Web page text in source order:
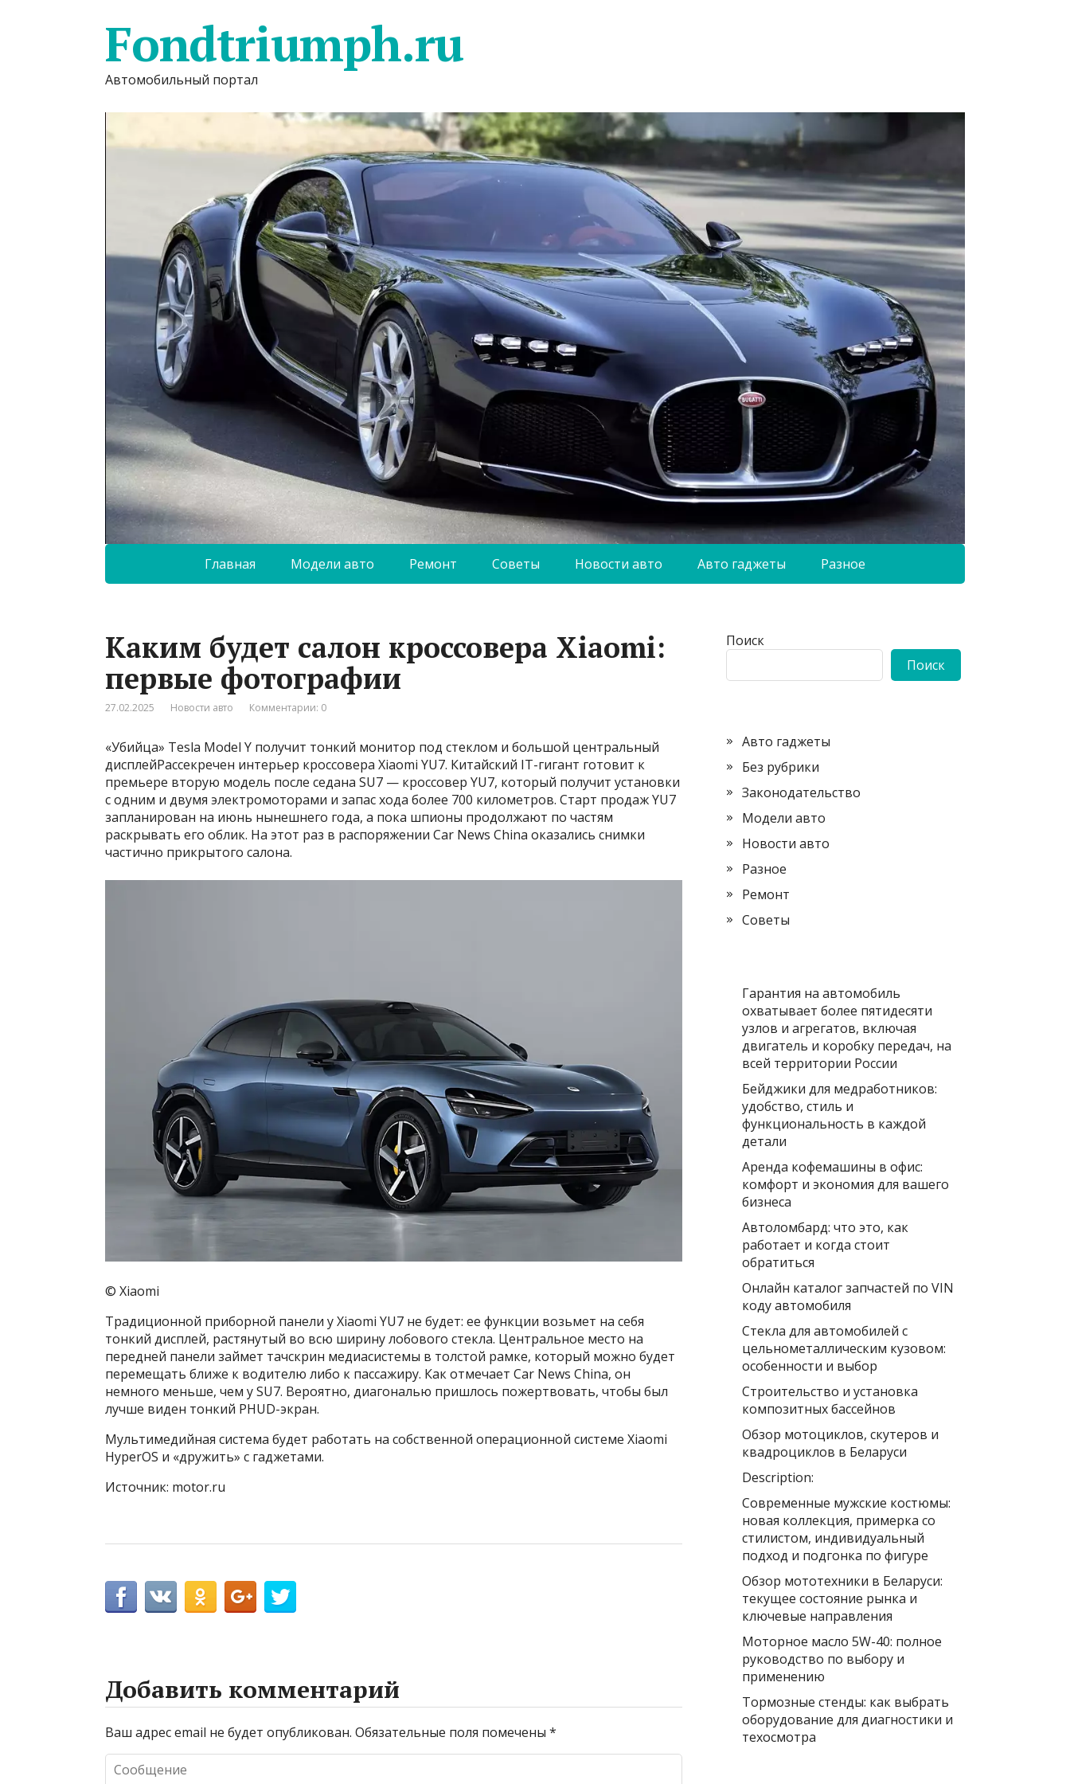
Fondtriumph.ru
Автомобильный портал
Главная Модели авто Ремонт Советы Новости авто Авто гаджеты Разное
Каким будет салон кроссовера Xiaomi:
первые фотографии
27.02.2025 Новости авто Комментарии: 0
«Убийца» Tesla Model Y получит тонкий монитор под стеклом и большой центральный
дисплейРассекречен интерьер кроссовера Xiaomi YU7. Китайский IT-гигант готовит к
премьере вторую модель после седана SU7 — кроссовер YU7, который получит установки
с одним и двумя электромоторами и запас хода более 700 километров. Старт продаж YU7
запланирован на июнь нынешнего года, а пока шпионы продолжают по частям
раскрывать его облик. На этот раз в распоряжении Car News China оказались снимки
частично прикрытого салона.
© Xiaomi
Традиционной приборной панели у Xiaomi YU7 не будет: ее функции возьмет на себя
тонкий дисплей, растянутый во всю ширину лобового стекла. Центральное место на
передней панели займет тачскрин медиасистемы в толстой рамке, который можно будет
перемещать ближе к водителю либо к пассажиру. Как отмечает Car News China, он
немного меньше, чем у SU7. Вероятно, диагональю пришлось пожертвовать, чтобы был
лучше виден тонкий PHUD-экран.
Мультимедийная система будет работать на собственной операционной системе Xiaomi
HyperOS и «дружить» с гаджетами.
Источник: motor.ru
Добавить комментарий
Ваш адрес email не будет опубликован. Обязательные поля помечены *
Поиск
Поиск
Авто гаджеты
Без рубрики
Законодательство
Модели авто
Новости авто
Разное
Ремонт
Советы
Гарантия на автомобиль
охватывает более пятидесяти
узлов и агрегатов, включая
двигатель и коробку передач, на
всей территории России
Бейджики для медработников:
удобство, стиль и
функциональность в каждой
детали
Аренда кофемашины в офис:
комфорт и экономия для вашего
бизнеса
Автоломбард: что это, как
работает и когда стоит
обратиться
Онлайн каталог запчастей по VIN
коду автомобиля
Стекла для автомобилей с
цельнометаллическим кузовом:
особенности и выбор
Строительство и установка
композитных бассейнов
Обзор мотоциклов, скутеров и
квадроциклов в Беларуси
Description:
Современные мужские костюмы:
новая коллекция, примерка со
стилистом, индивидуальный
подход и подгонка по фигуре
Обзор мототехники в Беларуси:
текущее состояние рынка и
ключевые направления
Моторное масло 5W-40: полное
руководство по выбору и
применению
Тормозные стенды: как выбрать
оборудование для диагностики и
техосмотра